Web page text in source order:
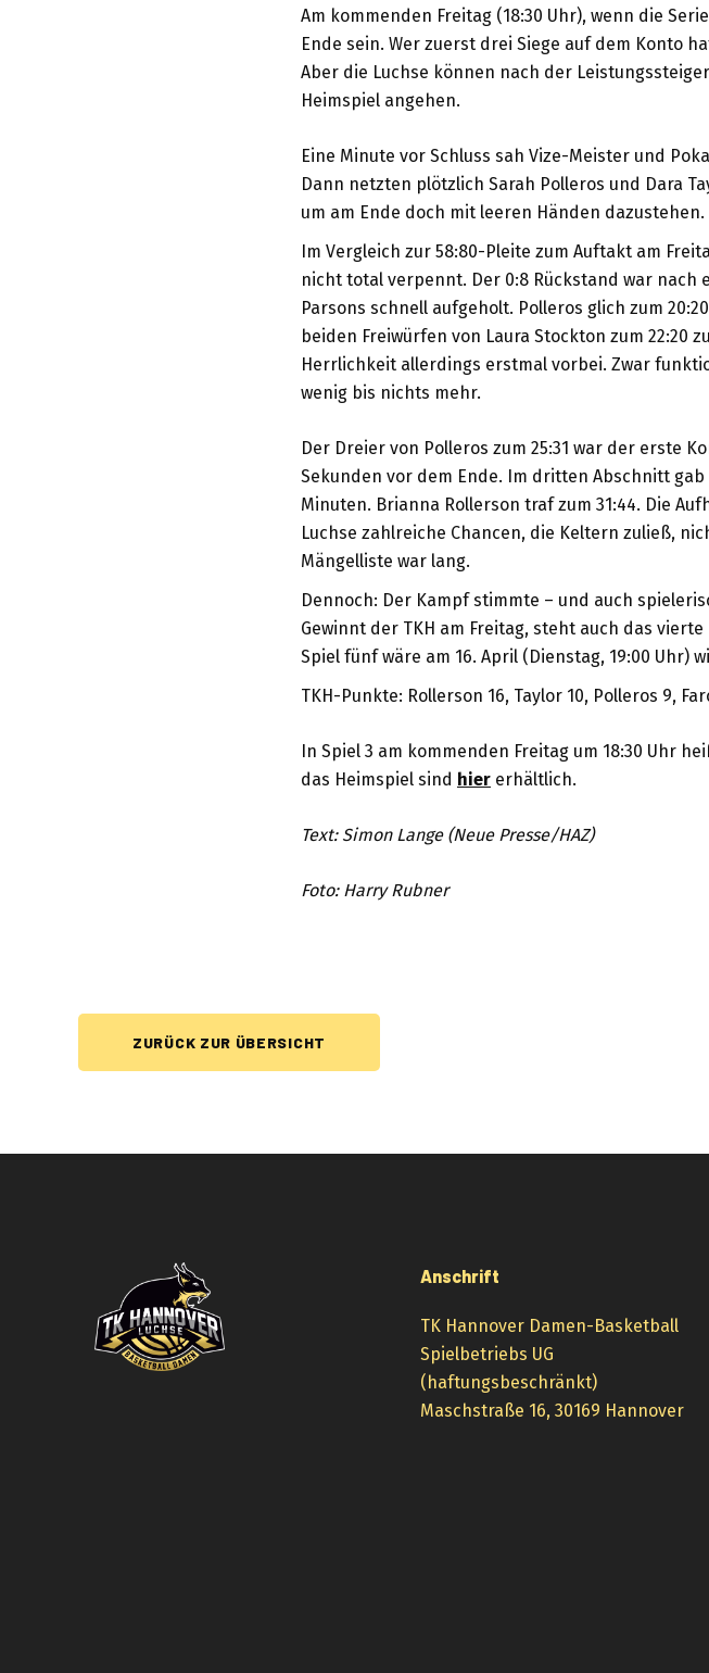
Am kommenden Freitag (18:30 Uhr), wenn die
Ende sein. Wer zuerst drei Siege auf dem Konto
Aber die Luchse können nach der
Heimspiel angehen.
Eine Minute vor Schluss sah Vize-Meister und
Dann netzten plötzlich Sarah Polleros und Dara
um am Ende doch mit leeren Händen dazustehen.
Im Vergleich zur 58:80-Pleite zum Auftakt am
nicht total verpennt. Der 0:8 Rückstand war
Parsons schnell aufgeholt. Polleros glich zum
beiden Freiwürfen von Laura Stockton zum 22:20
Herrlichkeit allerdings erstmal vorbei. Zwar
wenig bis nichts mehr.
Der Dreier von Polleros zum 25:31 war der erste
Sekunden vor dem Ende. Im dritten Abschnitt
Minuten. Brianna Rollerson traf zum 31:44. Die
Luchse zahlreiche Chancen, die Keltern zuließ,
Mängelliste war lang.
Dennoch: Der Kampf stimmte – und auch
Gewinnt der TKH am Freitag, steht auch das
Spiel fünf wäre am 16. April (Dienstag, 19:00 Uhr)
TKH-Punkte: Rollerson 16, Taylor 10, Polleros 9,
In Spiel 3 am kommenden Freitag um 18:30 Uhr
das Heimspiel sind hier erhältlich.
Text: Simon Lange (Neue Presse/HAZ)
Foto: Harry Rubner
ZURÜCK ZUR ÜBERSICHT
Anschrift
TK Hannover Damen-Basketball
Spielbetriebs UG
(haftungsbeschränkt)
Maschstraße 16, 30169 Hannover